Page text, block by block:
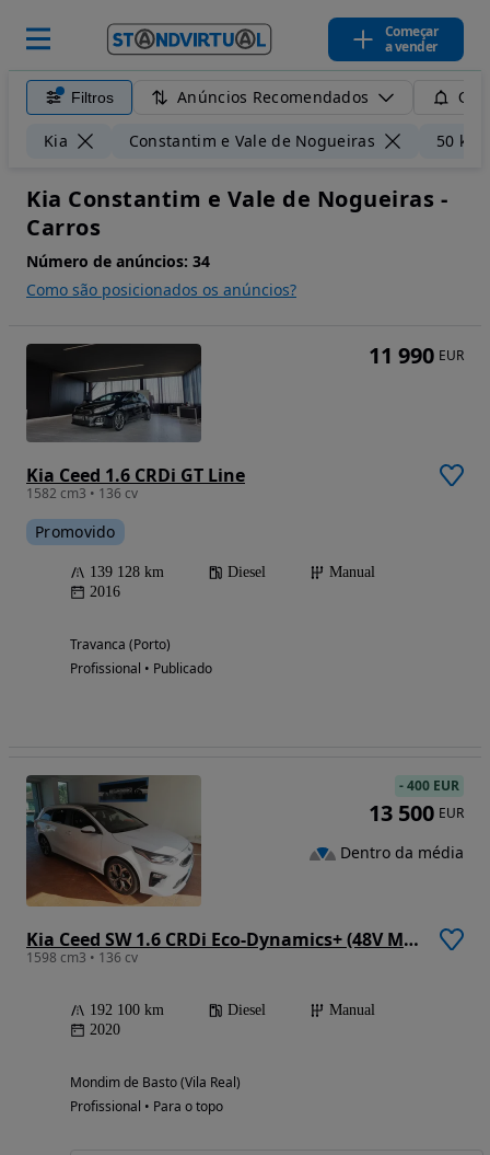
Começar
a vender
Filtros Anúncios Recomendados
Kia Constantim e Vale de Nogueiras 50 km
Kia Constantim e Vale de Nogueiras -
Carros
Número de anúncios: 34
Como são posicionados os anúncios?
Kia Ceed 1.6 CRDi GT Line
1582 cm3 • 136 cv
Promovido
139 128 km Diesel
Manual
2016
Travanca (Porto)
Profissional • Publicado
11 990 EUR
Kia Ceed SW 1.6 CRDi Eco-Dynamics+ (48V Mild-Hybrid) Spirit
1598 cm3 • 136 cv
192 100 km Diesel
Manual
2020
Mondim de Basto (Vila Real)
Profissional • Para o topo
-400 EUR
13 500 EUR
Dentro da média